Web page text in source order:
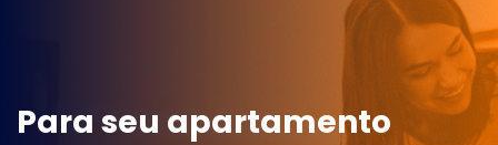
Para seu apartamento